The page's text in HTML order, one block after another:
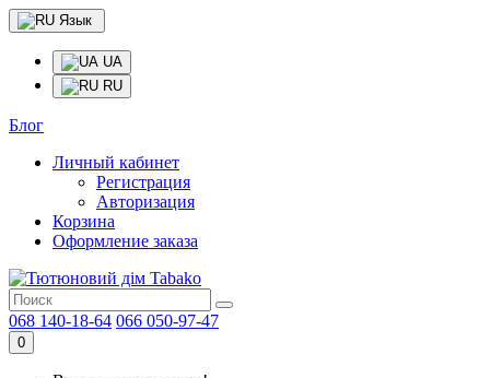
Язык
UA
RU
Блог
Личный кабинет
Регистрация
Авторизация
Корзина
Оформление заказа
068 140-18-64 066 050-97-47
0